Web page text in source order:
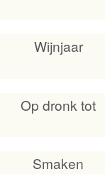
Wijnjaar
Op dronk tot
Smaken